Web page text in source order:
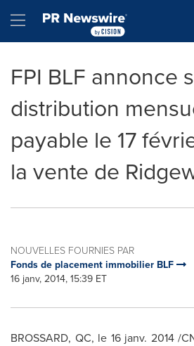
Hamburger menu
FPI BLF annonce
distribution
payable le 17
la vente de
NOUVELLES FOURNIES PAR
Fonds de placement immobilier BLF
16 janv, 2014, 15:39 ET
BROSSARD, QC, le 16 janv. 2014 /